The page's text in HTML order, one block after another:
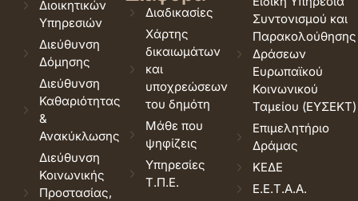
Διοικητικών
Υπηρεσιών
Διεύθυνση
Δόμησης
Διεύθυνση
Καθαριότητας
&
Ανακύκλωσης
Διεύθυνση
Κοινωνικής
Προστασίας,
Διαδικασίες
Χάρτης
δικαιωμάτων
και
υποχρεώσεων
του δημότη
Μάθε που
ψηφίζεις
Υπηρεσίες
Τ.Π.Ε.
Συντονισμού και
Παρακολούθησης
Δράσεων
Ευρωπαϊκού
Κοινωνικού
Ταμείου (ΕΥΣΕΚΤ)
Επιμελητήριο
Δράμας
ΚΕΔΕ
Ε.Ε.Τ.Α.Α.